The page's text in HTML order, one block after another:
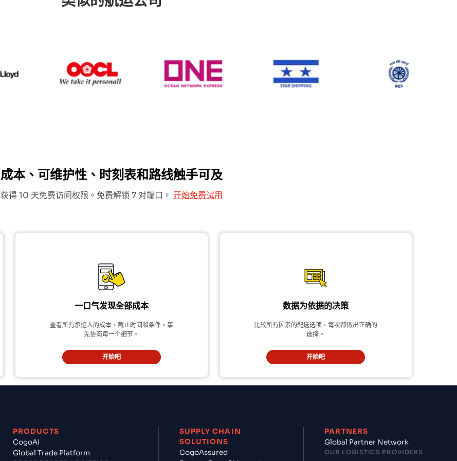
ONE Line
成本、可维护性、时刻表和路线触手可及
获得 10 天免费访问权限。免费解锁 7 对端口。 开始免费试用
一口气发现全部成本
查看所有承运人的成本、截止时间和条件。事
先协商每一个细节。
开始吧
数据为依据的决策
比较所有因素的配送选项，每次都做出正确的
选择。
开始吧
PRODUCTS
CogoAI
Global Trade Platform
SUPPLY CHAIN
SOLUTIONS
CogoAssured
PARTNERS
Global Partner Network
OUR LOGISTICS PROVIDERS